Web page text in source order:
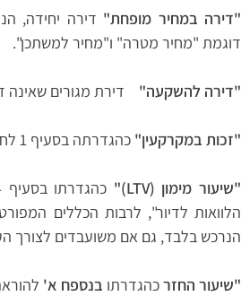
"דירה במחיר מופחת" דירה יחידה,
דוגמת "מחיר מטרה" ו"מחיר למשתכן".
"דירה להשקעה" דירת מגורים שאינה
"זכות במקרקעין" כהגדרתה בסעיף 1 לחוק מיסוי מקרקעין;
"שיעור מימון (LTV
)"
הלוואות לדיור", לרבות הכללים
הנרכש בלבד, גם אם משועבדים לצורך
"שיעור החזרכהגדרתו בנספח א'